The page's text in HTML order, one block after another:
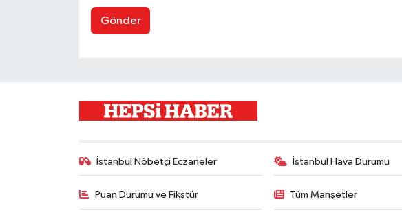
Gönder
İstanbul Nöbetçi Eczaneler İstanbul Hava Durumu
Puan Durumu ve Fikstür Tüm Manşetler